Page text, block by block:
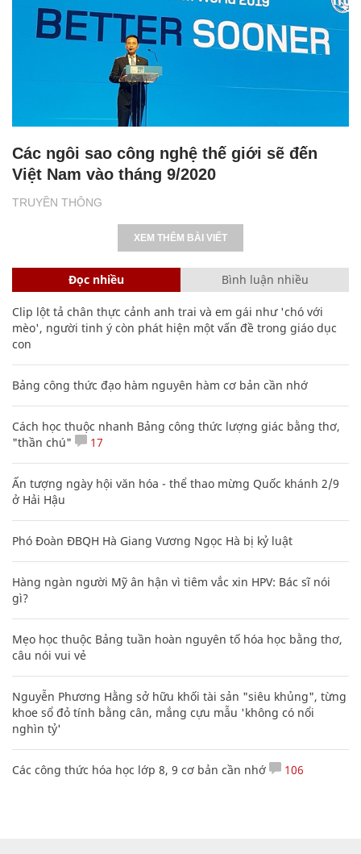
TRUYỀN THÔNG
Các ngôi sao công nghệ thế giới sẽ đến
Việt Nam vào tháng 9/2020
XEM THÊM BÀI VIẾT
Đọc nhiều Bình luận nhiều
Clip lột tả chân thực cảnh anh trai và em gái như 'chó với
mèo', người tinh ý còn phát hiện một vấn đề trong giáo dục
con
Bảng công thức đạo hàm nguyên hàm cơ bản cần nhớ
Cách học thuộc nhanh Bảng công thức lượng giác bằng thơ,
"thần chú"
17
Ấn tượng ngày hội văn hóa - thể thao mừng Quốc khánh 2/9
ở Hải Hậu
Phó Đoàn ĐBQH Hà Giang Vương Ngọc Hà bị kỷ luật
Hàng ngàn người Mỹ ân hận vì tiêm vắc xin HPV: Bác sĩ nói
gì?
Mẹo học thuộc Bảng tuần hoàn nguyên tố hóa học bằng thơ,
câu nói vui vẻ
Nguyễn Phương Hằng sở hữu khối tài sản "siêu khủng", từng
khoe sổ đỏ tính bằng cân, mắng cựu mẫu 'không có nổi
nghìn tỷ'
Các công thức hóa học lớp 8, 9 cơ bản cần nhớ 106